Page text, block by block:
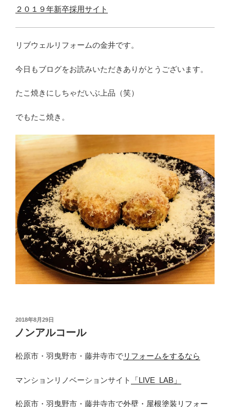
２０１９年新卒採用サイト
リブウェルリフォームの金井です。
今日もブログをお読みいただきありがとうございます。
たこ焼きにしちゃだいぶ上品（笑）
でもたこ焼き。
投
日:
2018年8月29日
ノンアルコール
松原市・羽曳野市・藤井寺市でリフォームをするなら
マンションリノベーションサイト 「LIVE_LAB」
松原市・羽曳野市・藤井寺市で外壁・屋根塗装リフォー